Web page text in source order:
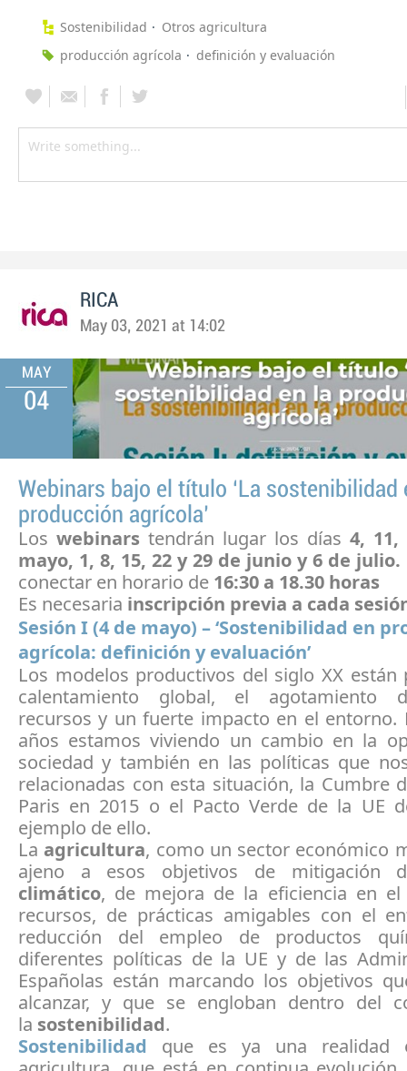
Sostenibilidad
Otros agricultura
producción agrícola
definición y evaluación
RICA
May 03, 2021 at 14:02
MAY
04
Webinars bajo el título ‘La sostenibilidad
producción agrícola’
Loswebinars tendrán lugar los días4,
mayo, 1, 8, 15, 22 y 29 de junio y 6 de
conectar en horario de 16:30 a 18.30 horas
Es necesaria inscripción previa a cada
Sesión I (4 de mayo) – ‘Sostenibilidad en
agrícola: definición y evaluación’
Los modelos productivos del siglo XX están
calentamiento global, el agotamiento
recursos y un fuerte impacto en el entorno.
años estamos viviendo un cambio en la
sociedad y también en las políticas que
relacionadas con esta situación, la Cumbre
Paris en 2015 o el Pacto Verde de la UE
ejemplo de ello.
La agricultura, como un sector económico
ajeno a esos objetivos de mitigación
climático, de mejora de la eficiencia en
recursos, de prácticas amigables con el
reducción del empleo de productos
diferentes políticas de la UE y de las
Españolas están marcando los objetivos
alcanzar, y que se engloban dentro del
la sostenibilidad.
Sostenibilidad que es ya una realidad